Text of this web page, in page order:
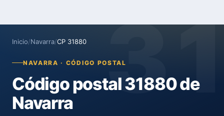
Inicio/Navarra/CP 31880
NAVARRA · CÓDIGO POSTAL
Código postal 31880 de
Navarra